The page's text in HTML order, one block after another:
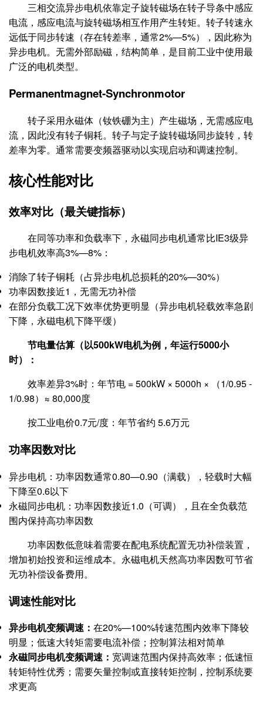
三相交流异步电机依靠定子旋转磁场在转子导条中感应
电流，感应电流与旋转磁场相互作用产生转矩。转子转速永
远低于同步转速（存在转差率，通常2%—5%），因此称为
异步电机。无需外部励磁，结构简单，是目前工业中使用最
广泛的电机类型。
Permanentmagnet-Synchronmotor
转子采用永磁体（钕铁硼为主）产生磁场，无需感应电
流，因此没有转子铜耗。转子与定子旋转磁场同步旋转，转
差率为零。通常需要变频器驱动以实现启动和调速控制。
核心性能对比
效率对比（最关键指标）
在同等功率和负载率下，永磁同步电机通常比IE3级异
步电机效率高3%—8%：
消除了转子铜耗（占异步电机总损耗的20%—30%）
功率因数接近1，无需无功补偿
在部分负载工况下效率优势更明显（异步电机轻载效率急剧
下降，永磁电机下降平缓）
节电量估算（以500kW电机为例，年运行5000小
时）：
效率差异3%时：年节电 = 500kW × 5000h × （1/0.95 -
1/0.98）≈ 80,000度
按工业电价0.7元/度：年节省约 5.6万元
功率因数对比
异步电机：功率因数通常0.80—0.90（满载），轻载时大幅
下降至0.6以下
永磁同步电机：功率因数接近1.0（可调），且在全负载范
围内保持高功率因数
功率因数低意味着需要在配电系统配置无功补偿装置，
增加初始投资和运维成本。永磁电机天然高功率因数可节省
无功补偿设备费用。
调速性能对比
异步电机变频调速： 在20%—100%转速范围内效率下降较
明显；低速大转矩需要电流补偿；控制算法相对简单
永磁同步电机变频调速： 宽调速范围内保持高效率；低速恒
转矩特性优秀；需要矢量控制或直接转矩控制，控制系统要
求更高